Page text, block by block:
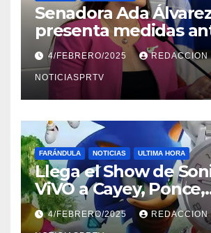
Senadora Ada
presenta medidas
violencia en el
4/FEBRERO/2025 REDACCION
NOTICIASPRTV
FARÁNDULA NOTICIAS ULTIMA HORA
Llega el Show de
ViVO a Cayey, Ponce,
Barceloneta y
Relojes gratis para el
4/FEBRERO/2025 REDACCION